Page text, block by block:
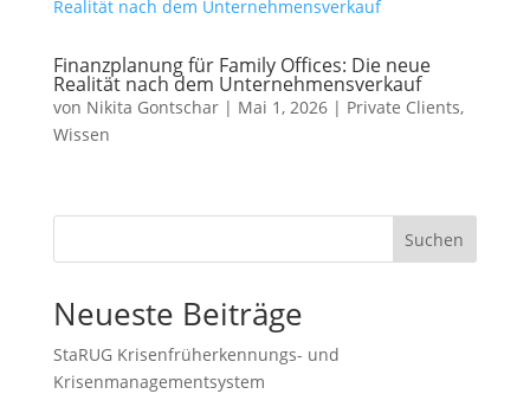
Referenzen
Finanzplanung für Family Offices: Die neue
Realität nach dem Unternehmensverkauf
von Nikita Gontschar| Mai 1, 2026| Private Clients,
Wissen
Suchen
Neueste Beiträge
StaRUG Krisenfrüherkennungs- und
Krisenmanagementsystem